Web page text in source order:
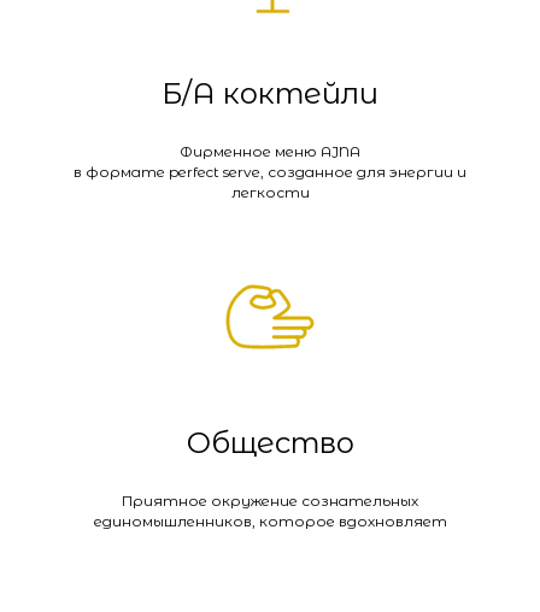
Б/А коктейли
Фирменное меню AJNA
в формате perfect serve, созданное для энергии и
легкости
Общество
Приятное окружение сознательных
единомышленников, которое вдохновляет